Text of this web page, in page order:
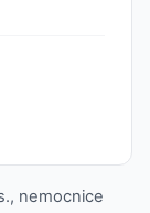
nemocnice